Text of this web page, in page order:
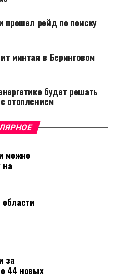
прошел рейд по поиску
минтая в Беринговом
будет решать
отоплением
можно
на
за
44 новых